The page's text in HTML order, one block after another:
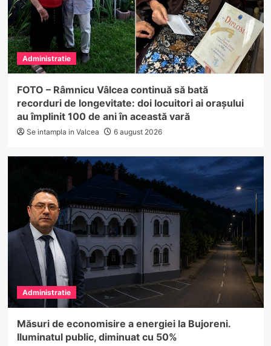
Administratie
FOTO – Râmnicu Vâlcea continuă să bată
recorduri de longevitate: doi locuitori ai orașului
au împlinit 100 de ani în această vară
Se intampla in Valcea 6 august 2026
Administratie
Măsuri de economisire a energiei la Bujoreni.
Iluminatul public, diminuat cu 50%